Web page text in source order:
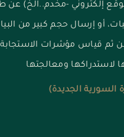
إلكتروني -مخدم..الخ) عن
أو إرسال حجم كبير من
ثم قياس مؤشرات
لاستدراكها ومعالجتها
السورية الجديدة)